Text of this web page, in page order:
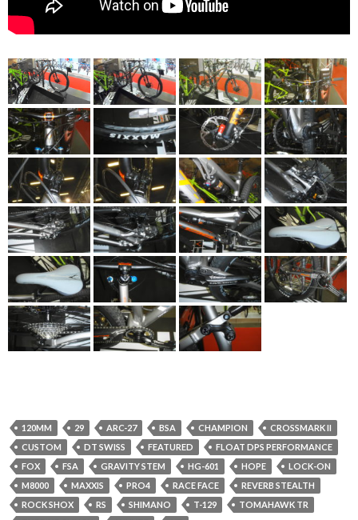
120MM 29 ARC-27 BSA CHAMPION
CROSSMARK II
CUSTOM
DT SWISS FEATURED
FLOAT DPS PERFORMANCE
FOX
FSA GRAVITY STEM HG-601 HOPE
LOCK-ON
M8000
MAXXIS PRO4 RACE FACE
REVERB STEALTH
ROCK SHOX
RS SHIMANO T-129
TOMAHAWK TR